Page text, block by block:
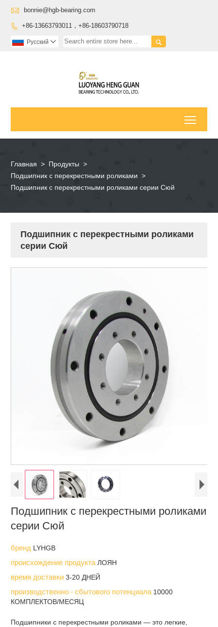
 bonnie@hgb-bearing.com
 +86-13663793011，+86-18603790718

Pусский 
Главная > Продукты >
Подшипник с перекрестными роликами >
Подшипник с перекрестными роликами серии Сюй
Подшипник с перекрестными роликами
серии Сюй
Подшипник с перекрестными роликами
серии Сюй
бренд LYHGB
происхождение продукта ЛОЯН
время доставки3-20 ДНЕЙ
производственно - сбытового потенциала 10000
КОМПЛЕКТОВ/МЕСЯЦ
Подшипники с перекрестными роликами — это легкие,